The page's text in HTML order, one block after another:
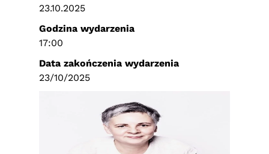
23.10.2025
Godzina wydarzenia
17:00
Data zakończenia wydarzenia
23/10/2025